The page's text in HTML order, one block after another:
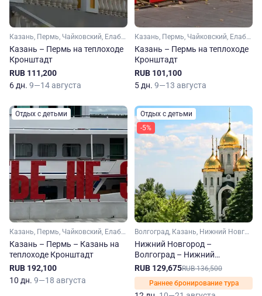
Казань, Пермь, Чайковский, Елабуга, Тетюши, Болгар
Казань – Пермь на теплоходе
Кронштадт
RUB 111,200
6 дн. 9—14 августа
Казань, Пермь, Чайковский, Елабуга, Тетюши, Болгар
Казань – Пермь на теплоходе
Кронштадт
RUB 101,100
5 дн. 9—13 августа
Отдых с детьми
Казань, Пермь, Чайковский, Елабуга, Тетюши, Чистополь, Нижнекамск, Болгар
Казань – Пермь – Казань на
теплоходе Кронштадт
RUB 192,100
10 дн. 9—18 августа
Отдых с детьми
-5%
Волгоград, Казань, Нижний Новгород, Самара, Саратов, Чебоксары, Тольятти, Свияжск
Нижний Новгород –
Волгоград – Нижний
Новгород на теплоходе
Михаил Фрунзе
RUB 129,675RUB 136,500
Раннее бронирование тура